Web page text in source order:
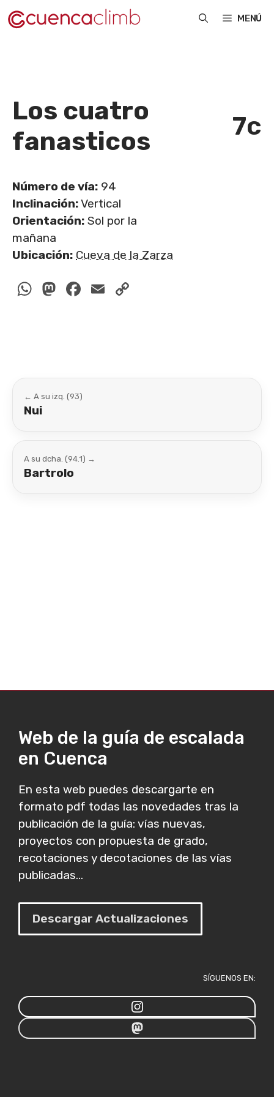
Saltar
al
MENÚ
Los cuatro
fanasticos
7c
Número de vía: 94
Inclinación:Vertical
Orientación: Sol por la
mañana
Ubicación: Cueva de la Zarza
WhatsApp
Mastodon
Facebook
Email
← A su izq. (93)
Nui
A su dcha. (94.1) →
Bartrolo
Web de la guía de escalada
en Cuenca
En esta web puedes descargarte en
formato pdf todas las novedades tras la
publicación de la guía: vías nuevas,
proyectos con propuesta de grado,
recotaciones y decotaciones de las vías
publicadas...
Descargar Actualizaciones
SÍGUENOS EN: